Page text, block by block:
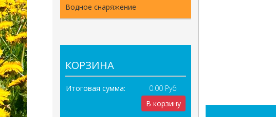
Водное снаряжение
КОРЗИНА
Итоговая сумма:
0.00 Руб
В корзину